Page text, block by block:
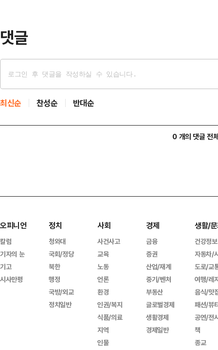
댓글
최신순 찬성순 반대순
0 개의 댓글 전
오피니언
칼럼
기자의 눈
기고
시사만평
정치
청와대
국회/정당
북한
행정
국방/외교
정치일반
사회
사건사고
교육
노동
언론
환경
인권/복지
식품/의료
지역
인물
경제
금융
증권
산업/재계
중기/벤처
부동산
글로벌경제
생활경제
경제일반
생활/
건강정보
자동차/
도로/교
여행/레
음식/맛
패션/뷰
공연/전
책
종교